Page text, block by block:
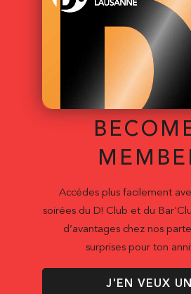
Accédes plus facilement
soirées du D! Club et du
d’avantages chez nos
surprises pour ton
J'EN VEUX